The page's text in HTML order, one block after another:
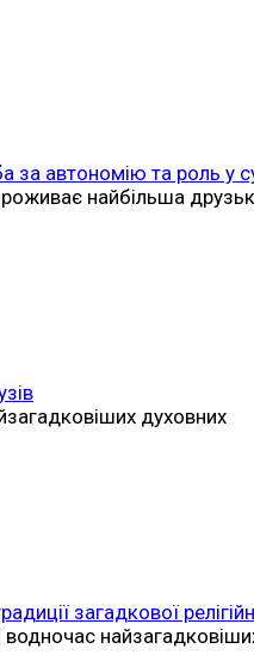
за автономію та роль у
найбільша
духовних
загадкової